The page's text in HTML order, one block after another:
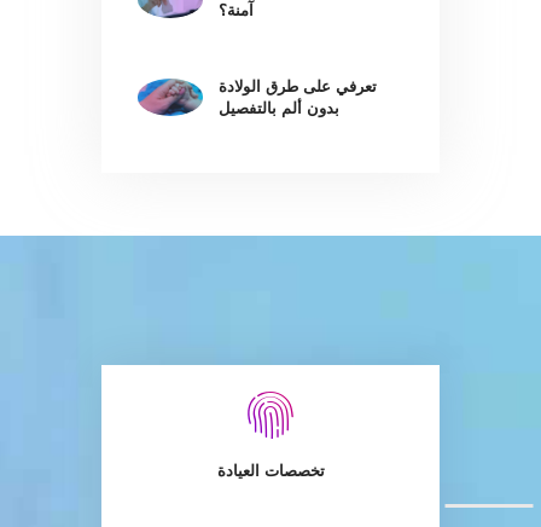
آمنة؟
تعرفي على طرق الولادة
بدون ألم بالتفصيل
تخصصات العيادة